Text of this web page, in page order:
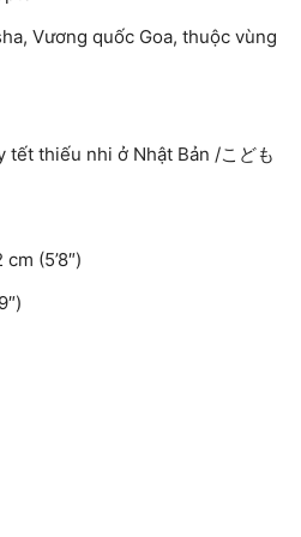
Vương quốc Goa, thuộc vùng
tết thiếu nhi ở Nhật Bản /こども
(5’8″)